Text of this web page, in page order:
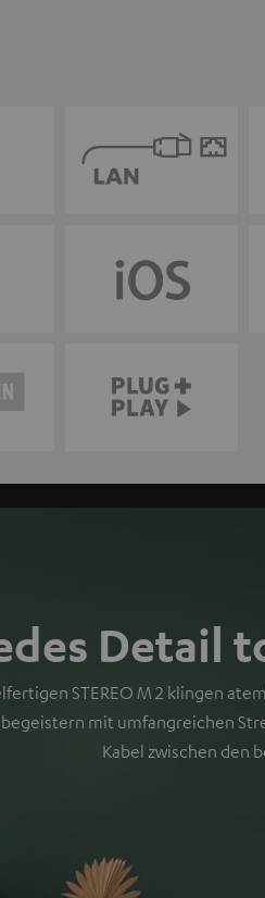
Detail
STEREO M 2 klingen
begeistern mit umfangreichen
Kabel zwischen den